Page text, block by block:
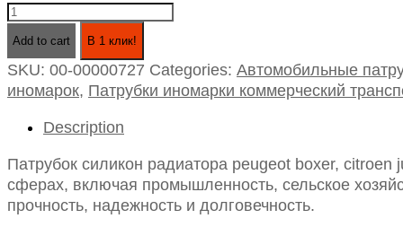
Патрубок
peugeot
boxer,
jumper
дв.2.5/2.8-
2.8
верхний
черный
Add to cart В 1 клик!
SKU: 00-00000727 Categories: Автомобильные
иномарок, Патрубки иномарки коммерческий
Description
Патрубок силикон радиатора peugeot boxer,
сферах, включая промышленность, сельское
прочность, надежность и долговечность.